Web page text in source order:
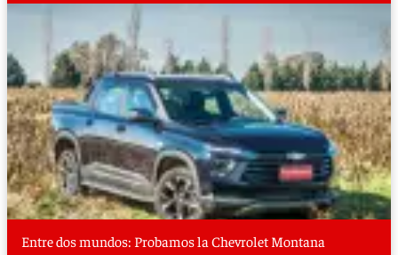
Entre dos mundos: Probamos la Chevrolet Montana